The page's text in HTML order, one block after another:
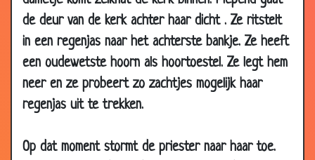
de deur van de kerk achter haar dicht . Ze ritstelt
in een regenjas naar het achterste bankje. Ze heeft
een oudewetste hoorn als hoortoestel. Ze legt hem
neer en ze probeert zo zachtjes mogelijk haar
regenjas uit te trekken.
Op dat moment stormt de priester naar haar toe.
01 Nov 2007
Marietje en de Pastoor
3.23
20 Sep 2007
99 firkadellen
3.08
13 Sep 2007
Naar de hemel
10 Sep 2007
De zeven
26 Jul 2007
In de synagoge
3.27